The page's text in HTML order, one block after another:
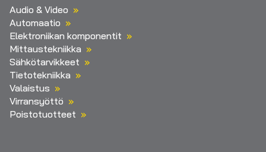
Audio & Video
Automaatio
Elektroniikan komponentit
Mittaustekniikka
Sähkötarvikkeet
Tietotekniikka
Valaistus
Virransyöttö
Poistotuotteet